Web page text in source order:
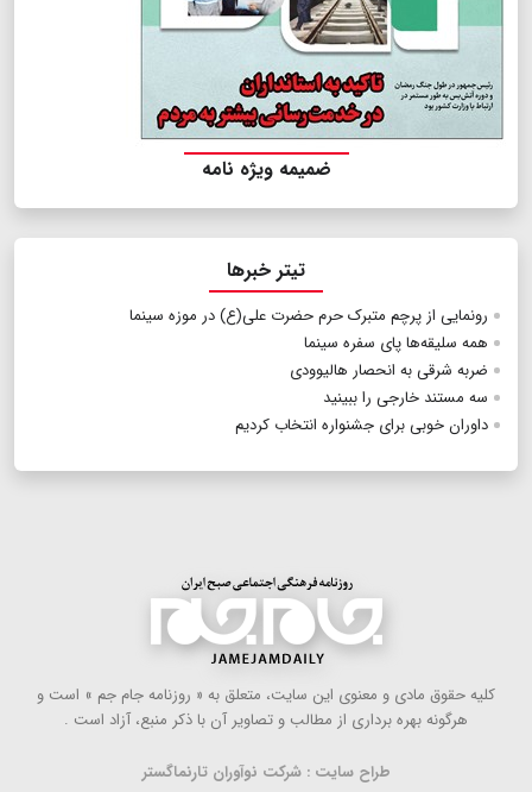
ضمیمه ویژه نامه
تیتر خبرها
رونمایی از پرچم متبرک حرم حضرت علی(ع) در موزه سینما
همه سلیقه‌ها پای سفره سینما
ضربه شرقی به انحصار هالیوودی
سه مستند خارجی را ببینید
داوران خوبی برای جشنواره انتخاب کردیم
كلیه حقوق مادی و معنوی این سایت، متعلق به « روزنامه جام جم » است و
هرگونه بهره ‌برداری از مطالب و تصاویر آن با ذكر منبع، آزاد است .
طراح سایت : شرکت نوآوران تارنماگستر